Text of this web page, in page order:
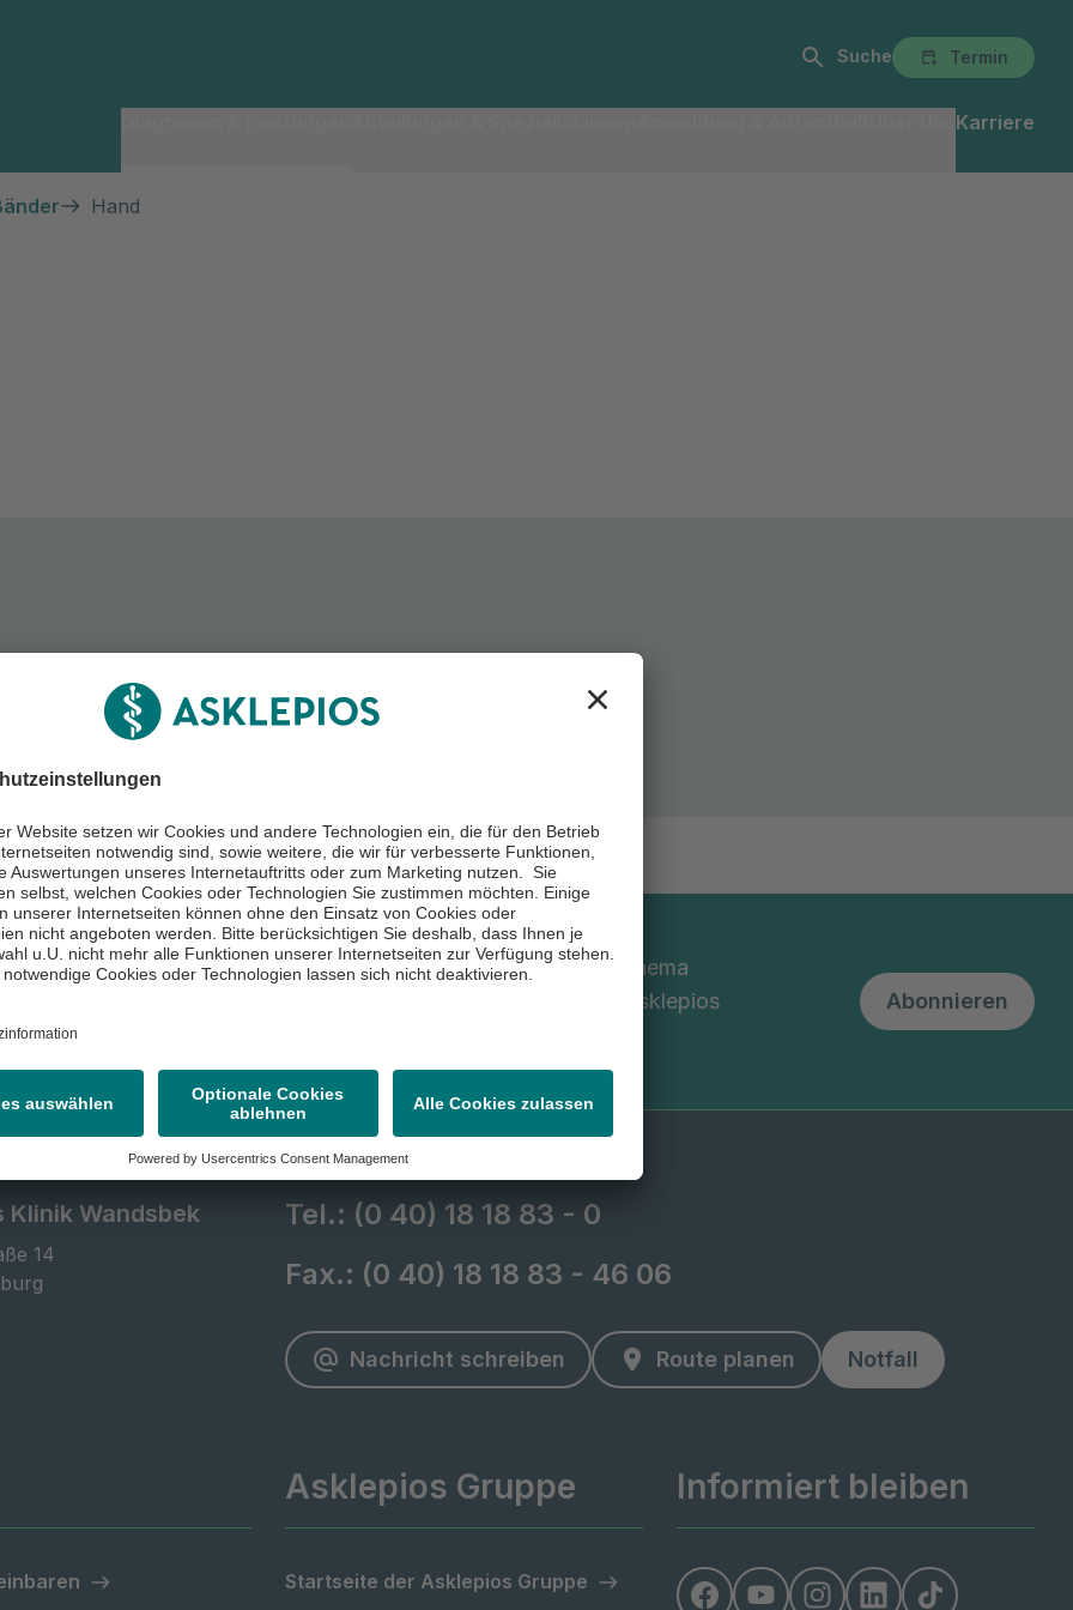
Suche Termin
Karriere
Hand
Viele wissenswerte Informationen rund um das Thema
Gesundheit erhalten Sie regelmäßig in unserem Asklepios
Abonnieren
Klinik Wandsbek
14
Tel.: (0 40) 18 18 83 - 0
Fax.: (0 40) 18 18 83 - 46 06
Nachricht schreiben Route planen Notfall
Asklepios Gruppe
Startseite der Asklepios Gruppe
Informiert bleiben